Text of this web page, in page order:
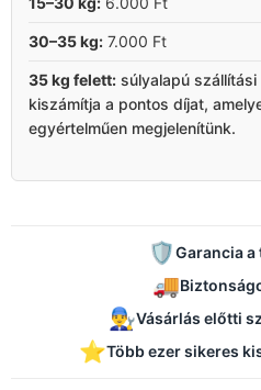
30–35 kg: 7.000 Ft
35 kg felett: súlyalapú
kiszámítja a pontos díjat,
egyértelműen megjelenítünk.
🛡️Garancia
🚚
👨‍🔧Vásárlás előtti
⭐Több ezer sikeres